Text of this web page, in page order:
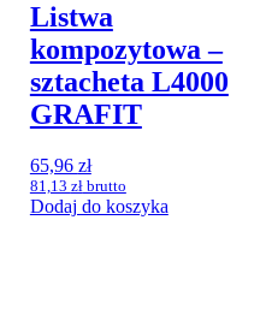
Listwa
kompozytowa –
sztacheta L4000
GRAFIT
65,96 zł
81,13 złbrutto
Dodaj do koszyka